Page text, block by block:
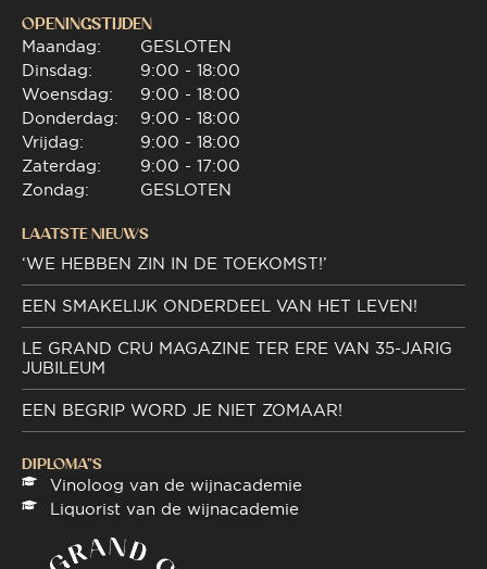
OPENINGSTIJDEN
Maandag:
Dinsdag:
Woensdag:
Donderdag:
Vrijdag:
Zaterdag:
Zondag:
GESLOTEN
9:00 - 18:00
9:00 - 18:00
9:00 - 18:00
9:00 - 18:00
9:00 - 17:00
GESLOTEN
LAATSTE NIEUWS
‘WE HEBBEN ZIN IN DE TOEKOMST!’
EEN SMAKELIJK ONDERDEEL VAN HET LEVEN!
LE GRAND CRU MAGAZINE TER ERE VAN 35-JARIG
JUBILEUM
EEN BEGRIP WORD JE NIET ZOMAAR!
DIPLOMA"S
Vinoloog van de wijnacademie
Liquorist van de wijnacademie